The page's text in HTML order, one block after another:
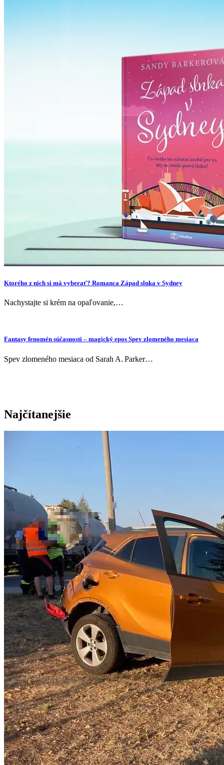
Ktorého z nich si má vyberať? Romanca Západ slnka v Sydney
Nachystajte si krém na opaľovanie,…
Fantasy fenomén súčasnosti – magický epos Spev zlomeného mesiaca
Spev zlomeného mesiaca od Sarah A. Parker…
Najčítanejšie